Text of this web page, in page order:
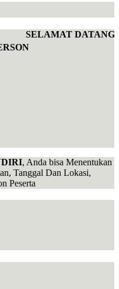
SELAMAT DATANG
, Anda bisa Menentukan
Tanggal Dan Lokasi,
Peserta